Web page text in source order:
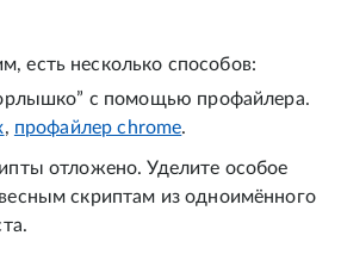
есть несколько способов:
с помощью профайлера.
, профайлер chrome.
отложено. Уделите особое
скриптам из одноимённого